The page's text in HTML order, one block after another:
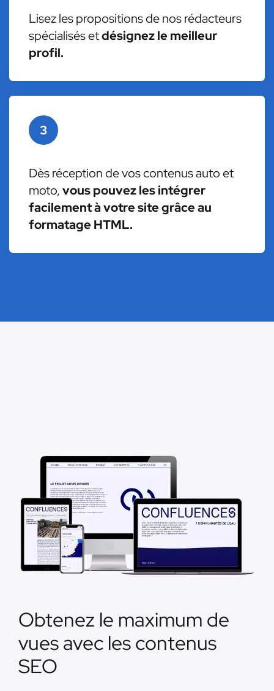
Lisez les propositions de nos rédacteurs
spécialisés etdésignez le meilleur
profil.
3
Dès réception de vos contenus auto et
moto,vous pouvez les intégrer
facilement à votre site grâce au
formatage HTML.
Obtenez le maximum de
vues avec les contenus
SEO